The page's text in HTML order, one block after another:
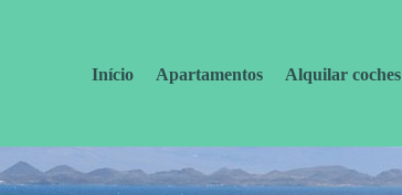
Início Apartamentos Alquilar coches